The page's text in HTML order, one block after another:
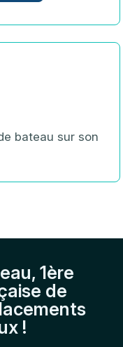
bateau sur son
1ère
de
!